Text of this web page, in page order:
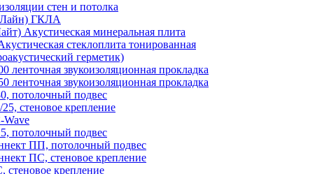
стен и потолка
ГКЛА
Акустическая минеральная плита
стеклоплита тонированная
герметик)
ленточная звукоизоляционная прокладка
ленточная звукоизоляционная прокладка
потолочный подвес
стеновое крепление
потолочный подвес
ПП, потолочный подвес
ПС, стеновое крепление
крепление